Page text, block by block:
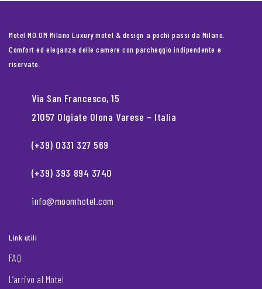
Motel MO.OM Milano Luxury motel & design a pochi passi da Milano.
Comfort ed eleganza delle camere con parcheggio indipendente e
riservato.
Via San Francesco, 15
21057 Olgiate Olona Varese – Italia
(+39) 0331 327 569
(+39) 393 894 3740
info@moomhotel.com
Link utili
FAQ
L’arrivo al Motel